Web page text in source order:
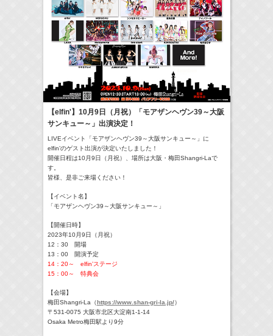
(Radio ) 河北麻友子のマユコレ！ 河北麻友子
22:00-
) Tシャツが乾くまで 庄司浩平 Now
> More
【elfin'】10月9日（月祝）「モアザンヘヴン39～大阪
サンキュー～」出演決定！
LIVEイベント「モアザンヘヴン39～大阪サンキュー～ 」に
elfin’のゲスト出演が決定いたしました！
開催日程は10月9日（月祝）、場所は大阪・ 梅田Shangri-Laで
す。
皆様、是非ご来場ください！
【イベント名】
「モアザンヘヴン39～大阪サンキュー～」
【開催日時】
2023年10月9日（月祝）
12：30 開場
13：00 開演予定
14：20～ elfin’ステージ
15：00～ 特典会
【会場】
梅田Shangri-La（https://www.shan-gri-la.jp/）
〒531-0075 大阪市北区大淀南1-1-14
Osaka Metro梅田駅より9分